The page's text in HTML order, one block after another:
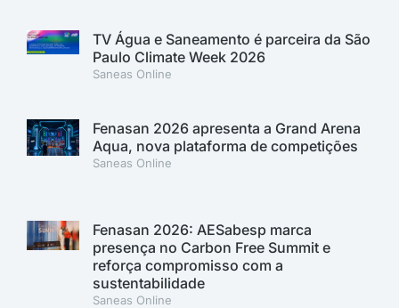
TV Água e Saneamento é parceira da São
Paulo Climate Week 2026
Saneas Online
Fenasan 2026 apresenta a Grand Arena
Aqua, nova plataforma de competições
Saneas Online
Fenasan 2026: AESabesp marca
presença no Carbon Free Summit e
reforça compromisso com a
sustentabilidade
Saneas Online